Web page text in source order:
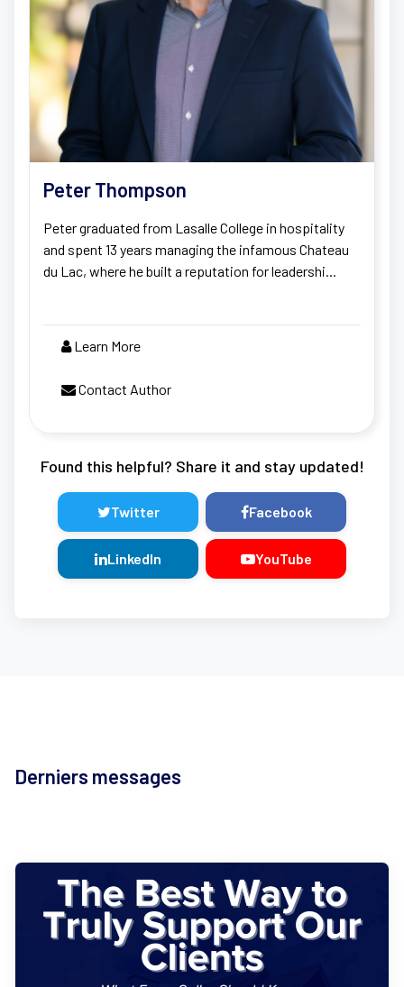
Peter Thompson
Peter graduated from Lasalle College in hospitality
and spent 13 years managing the infamous Chateau
du Lac, where he built a reputation for leadershi...
Learn More
Contact Author
Found this helpful? Share it and stay updated!
Twitter Facebook
LinkedIn YouTube
Derniers messages